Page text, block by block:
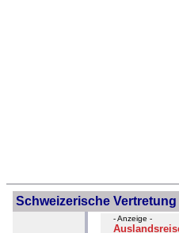
Schweizerische
- Anzeige -